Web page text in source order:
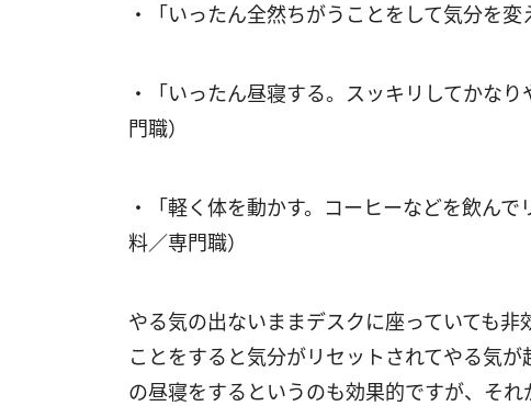
・「いったん全然ちがうことをして気分を変
・「いったん昼寝する。スッキリしてかな
門職）
・「軽く体を動かす。コーヒーなどを飲ん
料／専門職）
やる気の出ないままデスクに座っていても
ことをすると気分がリセットされてやる気
の昼寝をするというのも効果的ですが、そ